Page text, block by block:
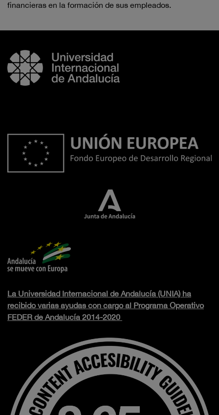
financieras en la formación de sus empleados.
La Universidad Internacional de Andalucía (UNIA) ha
recibido varias ayudas con cargo al Programa Operativo
FEDER de Andalucía 2014-2020